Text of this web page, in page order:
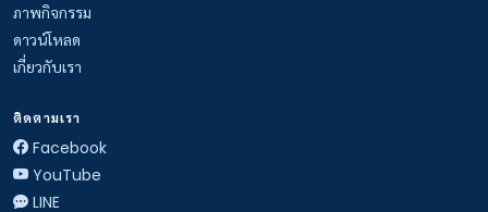
ภาพกิจกรรม
ดาวน์โหลด
เกี่ยวกับเรา
ติดตามเรา
Facebook
YouTube
LINE